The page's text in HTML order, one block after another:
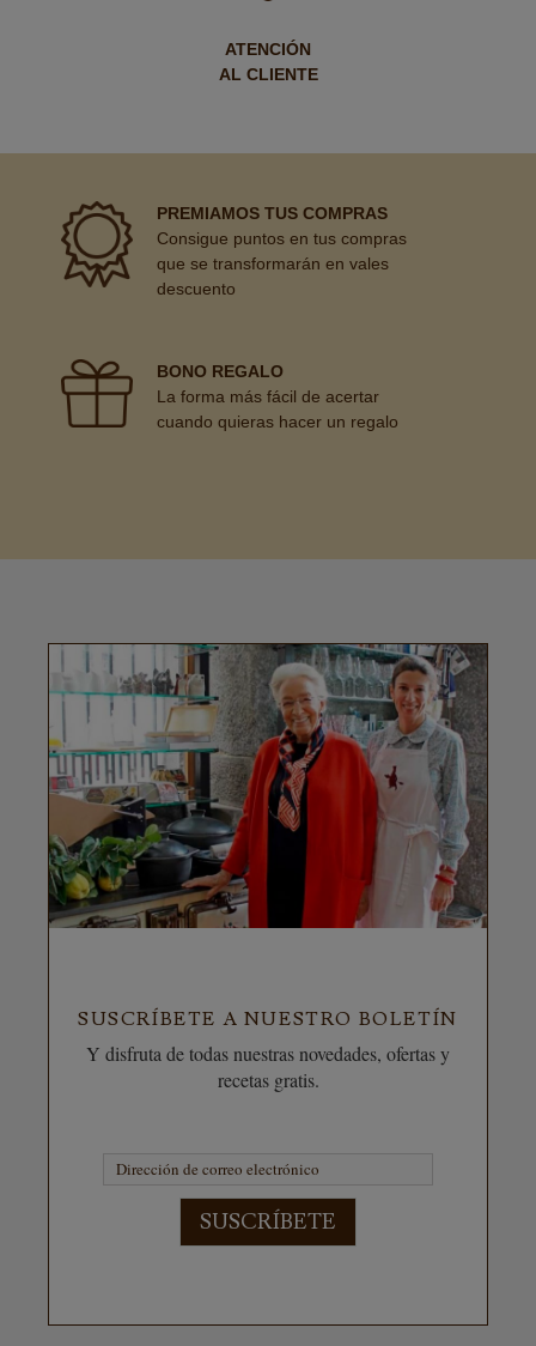
ATENCIÓN
AL CLIENTE
PREMIAMOS TUS COMPRAS
Consigue puntos en tus compras
que se transformarán en vales
descuento
BONO REGALO
La forma más fácil de acertar
cuando quieras hacer un regalo
SUSCRÍBETE A NUESTRO BOLETÍN
Y disfruta de todas nuestras novedades, ofertas y
recetas gratis.
SUSCRÍBETE